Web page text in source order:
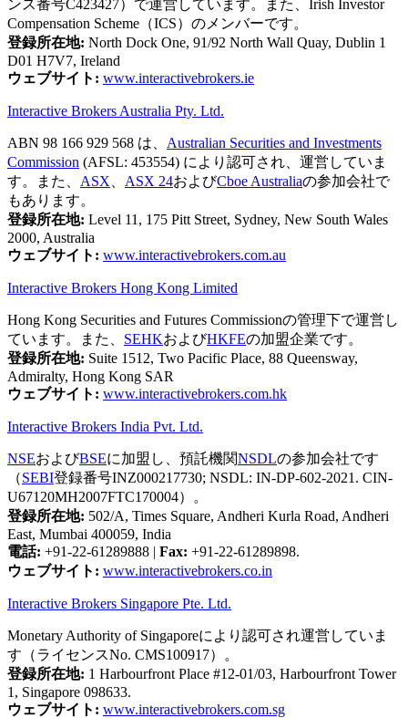
ンス番号C423427）で運営しています。また、Irish Investor
Compensation Scheme（ICS）のメンバーです。
登録所在地: North Dock One, 91/92 North Wall Quay, Dublin 1
D01 H7V7, Ireland
ウェブサイト: www.interactivebrokers.ie
Interactive Brokers Australia Pty. Ltd.
ABN 98 166 929 568 は、 Australian Securities and Investments
Commission (AFSL: 453554) により認可され、運営していま
す。また、 ASX ASX 24およびCboe Australiaの参加会社で
もあります。
登録所在地: Level 11, 175 Pitt Street, Sydney, New South Wales
2000, Australia
ウェブサイト: www.interactivebrokers.com.au
Interactive Brokers Hong Kong Limited
Hong Kong Securities and Futures Commissionの管理下で運営し
ています。また、 SEHKおよびHKFEの加盟企業です。
登録所在地: Suite 1512, Two Pacific Place, 88 Queensway,
Admiralty, Hong Kong SAR
ウェブサイト: www.interactivebrokers.com.hk
Interactive Brokers India Pvt. Ltd.
NSEおよびBSEに加盟し、預託機関NSDLの参加会社です
（SEBI登録番号INZ000217730; NSDL: IN-DP-602-2021. CIN-
U67120MH2007FTC170004）。
登録所在地: 502/A, Times Square, Andheri Kurla Road, Andheri
East, Mumbai 400059, India
電話: +91-22-61289888 | Fax: +91-22-61289898.
ウェブサイト: www.interactivebrokers.co.in
Interactive Brokers Singapore Pte. Ltd.
Monetary Authority of Singaporeにより認可され運営していま
す（ライセンスNo. CMS100917）。
登録所在地: 1 Harbourfront Place #12-01/03, Harbourfront Tower
1, Singapore 098633.
ウェブサイト: www.interactivebrokers.com.sg